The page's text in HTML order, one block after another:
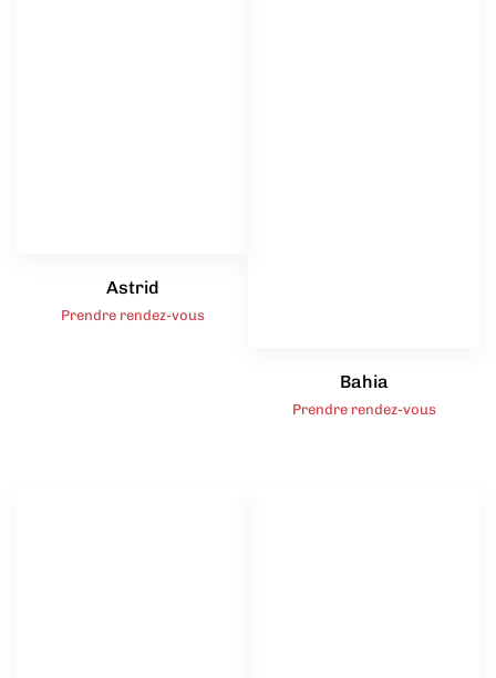
Astrid
Prendre rendez-vous
Bahia
Prendre rendez-vous